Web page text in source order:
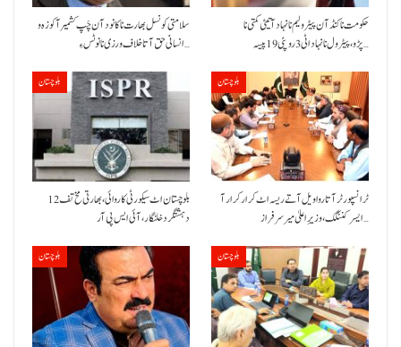
سلامتی کونسل بھارت نا کانود آن چَپ کشمیر آ کوزہ و
انسانی حق آتا خلاف ورزی نا نوٹس ءِ…
حکومت نا کنڈ آن پیٹرولیم نا نہاد آتیٹی کمتی نا
پڑو،پیٹرول نا نہاد اٹی 3 روپئی 19 پیسہ…
بلوچستان
بلوچستان اٹ سیکورٹی کاروائی، بھارتی مخ تف 12
دہشتگرد خلنگار،آئی ایس پی آر
بلوچستان
ٹرانسپورٹر آتا روا ویل آتے ریسہ اٹ کرار کرار آ
ایسر کننگک ،وزیرِ اعلیٰ میر سرفراز…
بلوچستان بلوچستان